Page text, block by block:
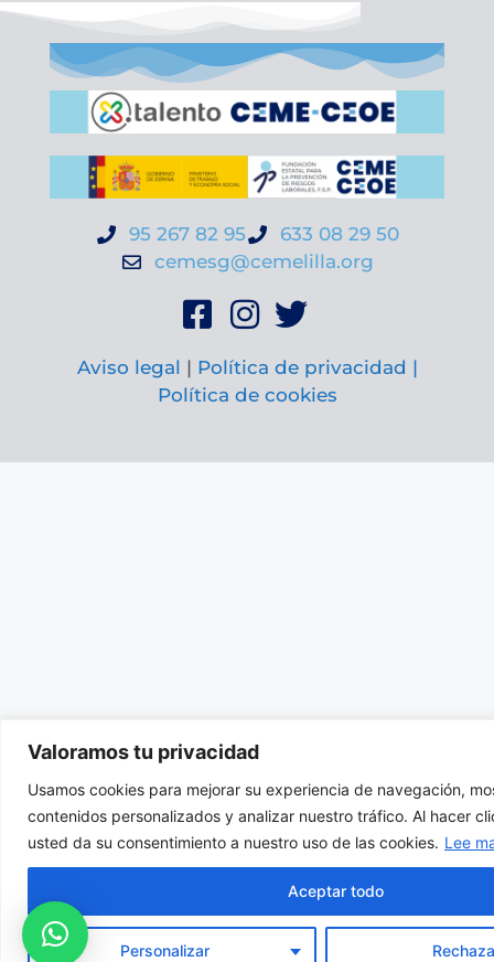
Valoramos tu privacidad
Usamos cookies para mejorar su experiencia de navegación,
contenidos personalizados y analizar nuestro tráfico. Al hacer
usted da su consentimiento a nuestro uso de las cookies. Lee
Personalizar
Aceptar todo
95 267 82 95
633 08 29 50
cemesg@cemelilla.org
Aviso legal | Política de privacidad |
Política de cookies